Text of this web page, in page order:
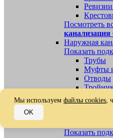
Посмотреть
Наружная
Показать
Трубы
Муфты
Отводы
Посмотреть
Показать
Мы используем файлы cookies,
OK